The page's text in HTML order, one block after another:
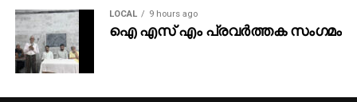
LOCAL 9 hours ago
ഐ എസ് എം പ്രവർത്തക സംഗമം